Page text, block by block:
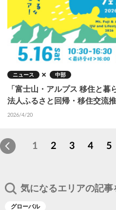
ニュース 中部
「富士山・アルプス 移住と暮
法人ふるさと回帰・移住交流
2026/4/20
ペ
ー
り
カ
ペ
ー
ジ
1
P
2
P
3
P
4
P
5
気になるエリアの記事
グローバル